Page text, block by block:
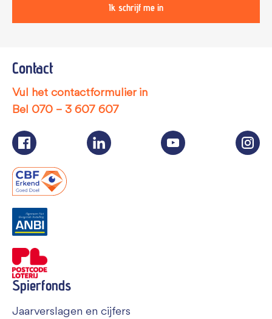
Contact
Vul het contactformulier in
Bel 070 – 3 607 607
Spierfonds
Jaarverslagen en cijfers
Ik schrijf me in